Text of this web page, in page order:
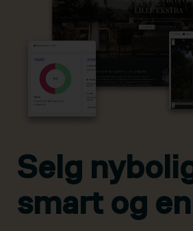
Selg
smart og